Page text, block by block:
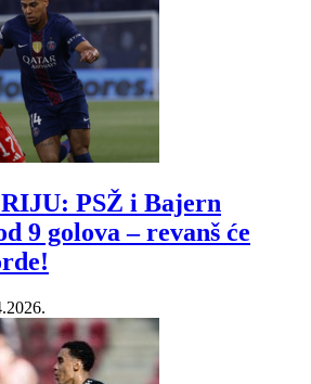
PSŽ i Bajern
9 golova – revanš će